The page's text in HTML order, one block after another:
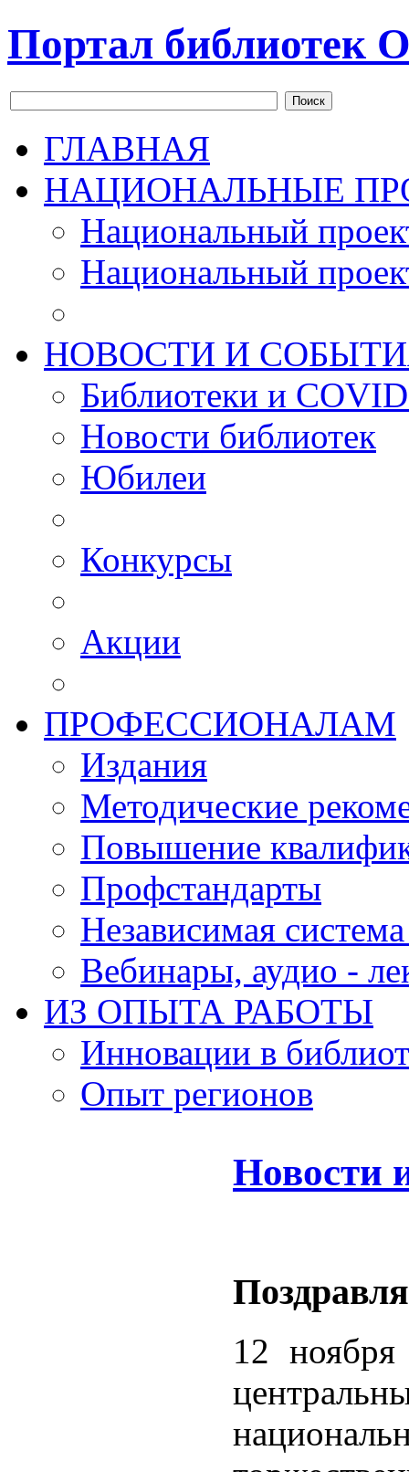
Портал библиотек
Поиск
ГЛАВНАЯ
НАЦИОНАЛЬНЫЕ
Национальный
Национальный
НОВОСТИ И
Библиотеки и
Новости библиотек
Юбилеи
Конкурсы
Акции
ПРОФЕССИОНАЛАМ
Издания
Методические
Повышение
Профстандарты
Независимая
Вебинары, аудио -
ИЗ ОПЫТА РАБОТЫ
Инновации в
Опыт регионов
Новости
12